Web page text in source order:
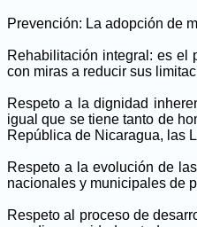
Prevención: La adopción de
Rehabilitación integral: es el
con miras a reducir sus
Respeto a la dignidad
igual que se tiene tanto de
República de Nicaragua, las
Respeto a la evolución de
nacionales y municipales de
Respeto al proceso de